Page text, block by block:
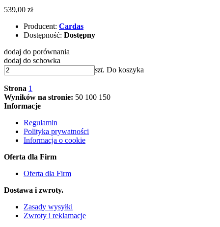
539,00 zł
Producent: Cardas
Dostępność: Dostępny
dodaj do porównania
dodaj do schowka
szt. Do koszyka
Strona 1
Wyników na stronie: 50 100 150
Informacje
Regulamin
Polityka prywatności
Informacja o cookie
Oferta dla Firm
Oferta dla Firm
Dostawa i zwroty.
Zasady wysyłki
Zwroty i reklamacje